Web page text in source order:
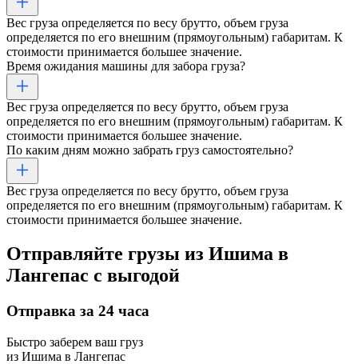
Вес груза определяется по весу брутто, объем груза
определяется по его внешним (прямоугольным) габаритам. К
стоимости принимается большее значение.
Время ожидания машины для забора груза?
Вес груза определяется по весу брутто, объем груза
определяется по его внешним (прямоугольным) габаритам. К
стоимости принимается большее значение.
По каким дням можно забрать груз самостоятельно?
Вес груза определяется по весу брутто, объем груза
определяется по его внешним (прямоугольным) габаритам. К
стоимости принимается большее значение.
Отправляйте грузы из Ишима в
Лангепас с выгодой
Отправка за 24 часа
Быстро заберем ваш груз
из Ишима в Лангепас